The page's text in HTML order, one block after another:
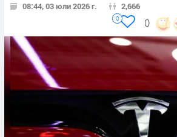
08:44, 03 юли 2026 г. 2,666
0
0